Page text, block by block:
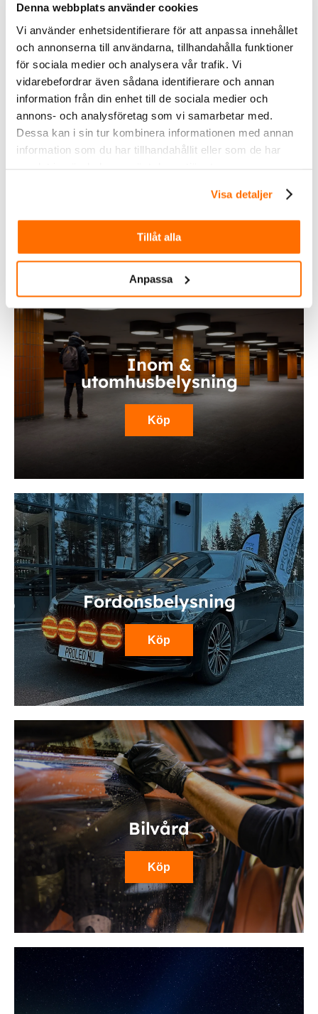
Denna webbplats använder cookies
Vi använder enhetsidentifierare för att anpassa innehållet
och annonserna till användarna, tillhandahålla funktioner
för sociala medier och analysera vår trafik. Vi
vidarebefordrar även sådana identifierare och annan
information från din enhet till de sociala medier och
annons- och analysföretag som vi samarbetar med.
Dessa kan i sin tur kombinera informationen med annan
information som du har tillhandahållit eller som de har
Visa detaljer
Tillåt alla
Anpassa
3525.00kr Inkl. moms
3240.00kr Inkl. moms
XBB Dongle & Power
Unit inkl. hållare &
2657.50 Inkl. moms
2445.00kr Inkl. moms
XBB Dongle & Power
Unit inkl. hållare
Köp
Fordonsbelysning
Köp
Inom &
utomhusbelysning
Köp
Bilvård
Köp